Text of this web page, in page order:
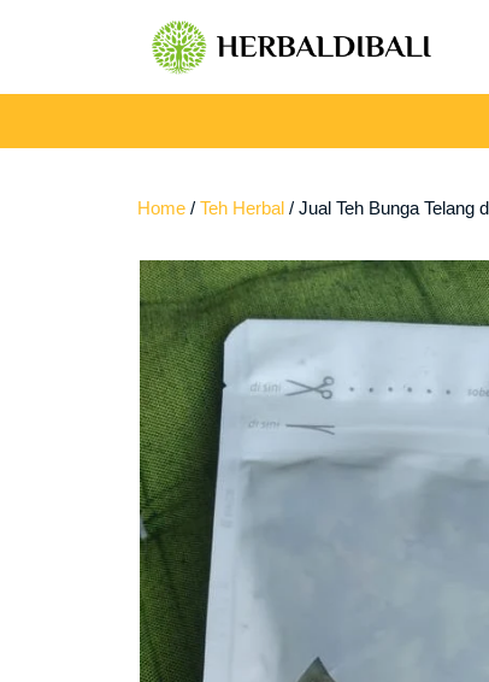
Home / Teh Herbal / Jual Teh Bunga Telang